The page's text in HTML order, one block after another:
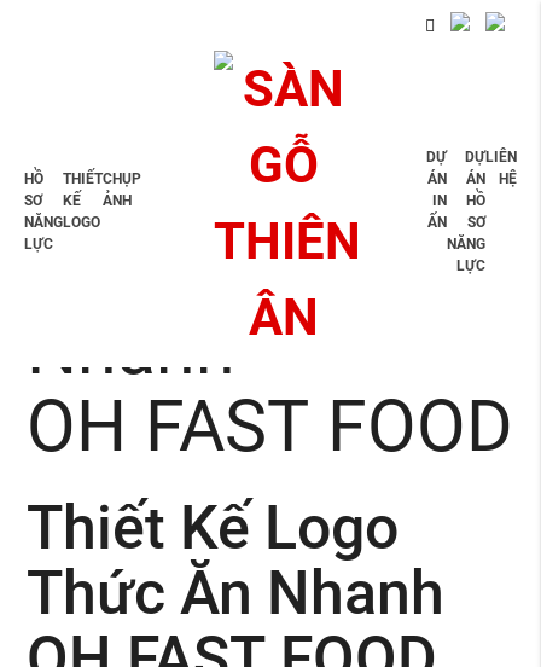
HỒ
SƠ
NĂNG
LỰC
THIẾT
KẾ
LOGO
CHỤP
ẢNH
DỰ
ÁN
IN
ẤN
DỰ
ÁN
HỒ
SƠ
NĂNG
LỰC
LIÊN
HỆ
Thiết Kế Logo
Thức Ăn
Nhanh
OH FAST FOOD
Thiết Kế Logo
Thức Ăn Nhanh